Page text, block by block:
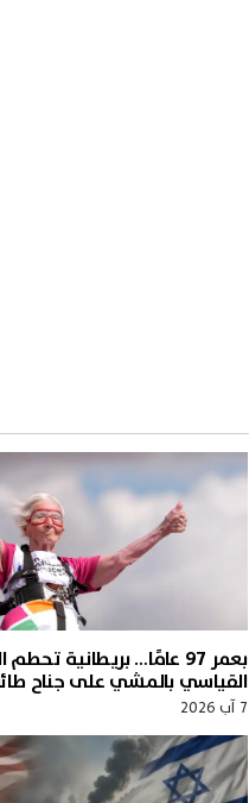
بعمر 97 عامًا… بريطانية
القياسي بالمشي على جناح
7 آب 2026